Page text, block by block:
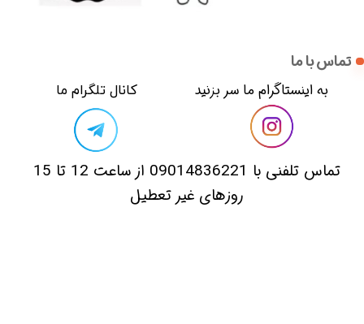
تماس با ما
​​به اینستاگرام ما سر بزنید​​​​​​​
​تماس تلفنی با 09014836221 از ساعت 12 تا 15
روزهای غیر تعطیل
​کانال تلگرام ما